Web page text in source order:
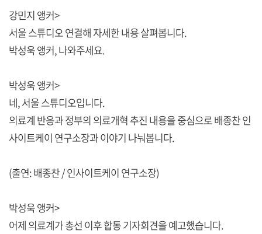
강민지 앵커>
서울 스튜디오 연결해 자세한 내용 살펴봅니다.
박성욱 앵커, 나와주세요.
박성욱 앵커>
네, 서울 스튜디오입니다.
의료계 반응과 정부의 의료개혁 추진 내용을 중심으로 배종찬 인
사이트케이 연구소장과 이야기 나눠봅니다.
(출연: 배종찬 / 인사이트케이 연구소장)
박성욱 앵커>
어제 의료계가 총선 이후 합동 기자회견을 예고했습니다.